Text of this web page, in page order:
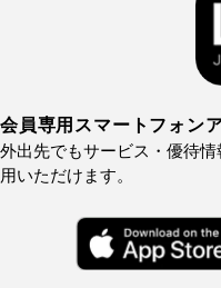
会員専用スマートフォン
外出先でもサービス・優待
用いただけます。